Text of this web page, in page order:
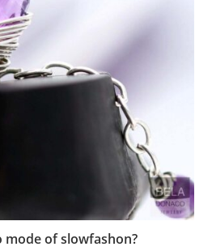
mode of slowfashon?